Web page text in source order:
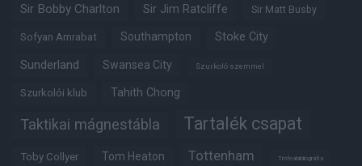
Sir Bobby Charlton Sir Jim Ratcliffe Sir Matt Busby
Sofyan Amrabat Southampton Stoke City
Sunderland Swansea City Szurkoló szemmel
Szurkolói klub Tahith Chong
Taktikai mágnestábla Tartalék csapat
Toby Collyer Tom Heaton Tottenham Trófeabibliográfia